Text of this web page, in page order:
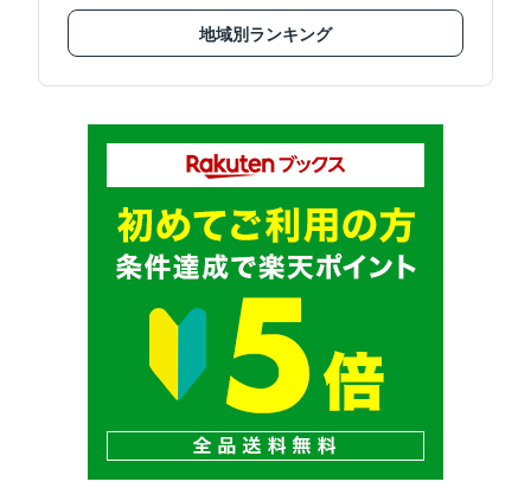
地域別ランキング